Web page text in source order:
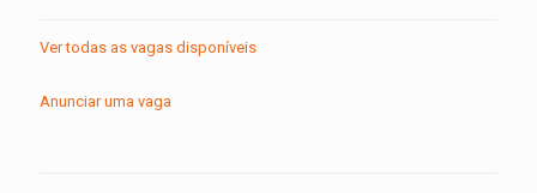
Ver todas as vagas disponíveis
Anunciar uma vaga